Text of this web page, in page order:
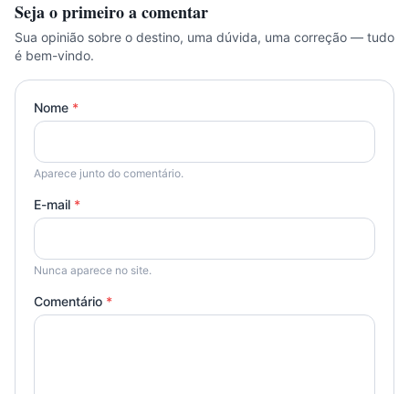
Seja o primeiro a comentar
Sua opinião sobre o destino, uma dúvida, uma correção — tudo
é bem-vindo.
Nome *
Aparece junto do comentário.
E-mail *
Nunca aparece no site.
Comentário *